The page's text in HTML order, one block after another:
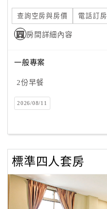
作
提
案
店
作
商
合
作
查詢空房與房價 電話訂房
房間詳細內容
一般專案
2份早餐
2026/08/11
標準四人套房